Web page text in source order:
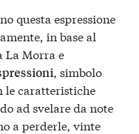
questa espressione
in base al
La Morra e
, simbolo
le caratteristiche
ad svelare da note
a perderle, vinte